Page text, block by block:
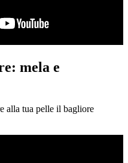
mela e
alla tua pelle il bagliore